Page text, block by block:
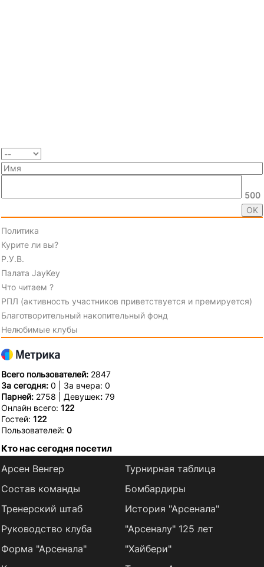
500
Политика
Курите ли вы?
Р.У.В.
Палата JayKey
Что читаем ?
РПЛ (активность участников приветствуется и премируется)
Благотворительный накопительный фонд
Нелюбимые клубы
Всего пользователей: 2847
За сегодня: 0 | За вчера: 0
Парней: 2758 | Девушек: 79
Онлайн всего: 122
Гостей: 122
Пользователей: 0
Кто нас сегодня посетил
Арсен Венгер
Состав команды
Тренерский штаб
Руководство клуба
Форма "Арсенала"
Турнирная таблица
Бомбардиры
История "Арсенала"
"Арсеналу" 125 лет
"Хайбери"